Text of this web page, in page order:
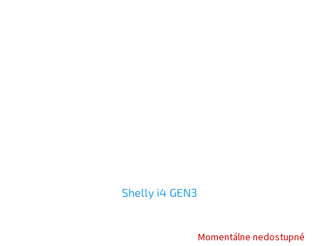
Shelly i4 GEN3
Momentálne nedostupné